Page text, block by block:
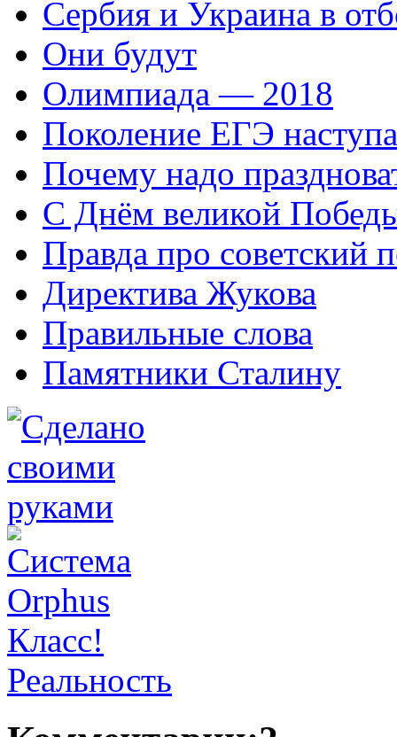
Сербия и Украина в
Они будут
Олимпиада — 2018
Поколение ЕГЭ
Почему надо
С Днём великой
Правда про советский
Директива Жукова
Правильные слова
Памятники Сталину
Класс!
Реальность